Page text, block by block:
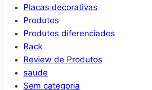
Placas decorativas
Produtos
Produtos diferenciados
Rack
Review de Produtos
saude
Sem categoria